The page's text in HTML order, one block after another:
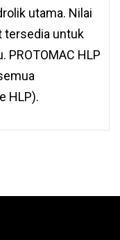
utama. Nilai
tersedia untuk
HLP
HLP).